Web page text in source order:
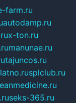
farm.ru
autodamp.ru
x-ton.ru
manunae.ru
tajuncos.ru
splclub.ru
seks-365.ru